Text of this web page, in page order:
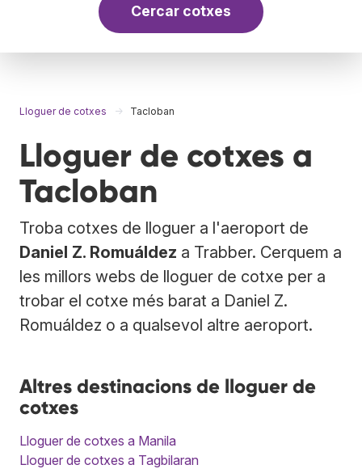
Cercar cotxes
Lloguer de cotxes Tacloban
Lloguer de cotxes a
Tacloban
Troba cotxes de lloguer a l'aeroport de
Daniel Z. Romuáldez a Trabber. Cerquem a
les millors webs de lloguer de cotxe per a
trobar el cotxe més barat a Daniel Z.
Romuáldez o a qualsevol altre aeroport.
Altres destinacions de lloguer de
cotxes
Lloguer de cotxes a Manila
Lloguer de cotxes a Tagbilaran